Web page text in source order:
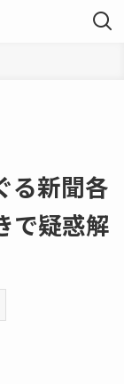
る新聞各
で疑惑解